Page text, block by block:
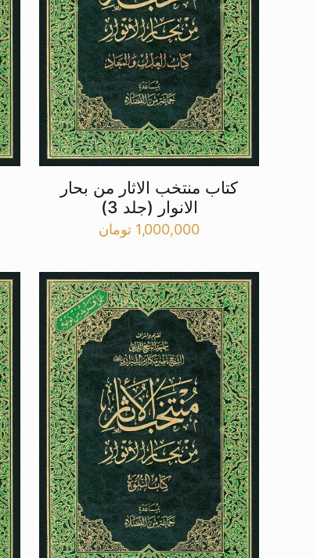
کتاب منتخب الاثار من بحار
الانوار (جلد 3)
1,000,000 تومان